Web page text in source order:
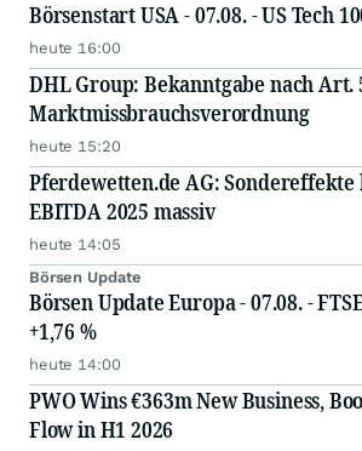
Börsenstart USA - 07.08. - US Tech
heute 16:00
DHL Group: Bekanntgabe nach Art.
Marktmissbrauchsverordnung
heute 15:20
Pferdewetten.de AG: Sondereffekte
EBITDA 2025 massiv
heute 14:05
Börsen Update
Börsen Update Europa - 07.08. -
+1,76 %
heute 14:00
PWO Wins €363m New Business,
Flow in H1 2026